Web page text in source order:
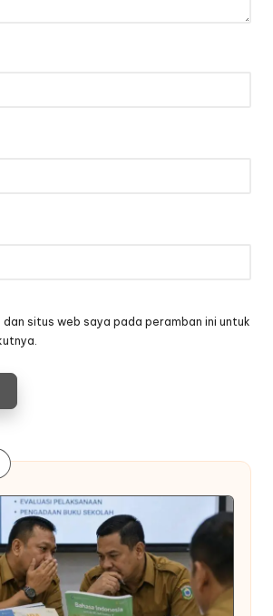
dan situs web saya pada peramban ini untuk